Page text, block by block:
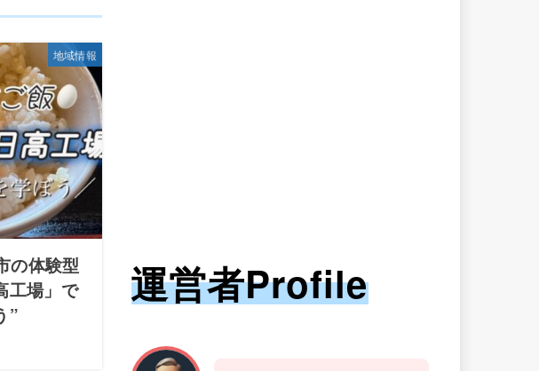
地域情報
の体験型
工場」で
”
運営者Profile